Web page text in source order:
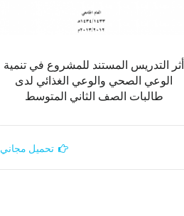
أثر التدريس المستند للمشروع في تنمية
الوعي الصحي والوعي الغذائي لدى
طالبات الصف الثاني المتوسط
تحميل مجاني